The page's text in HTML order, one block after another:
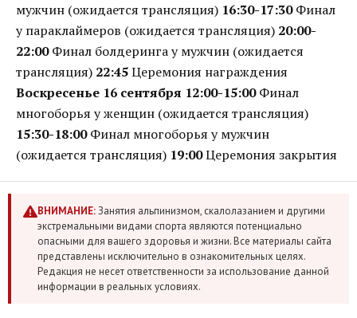
мужчин (ожидается трансляция) 16:30-17:30Финал
у параклаймеров (ожидается трансляция) 20:00-
22:00Финал болдеринга у мужчин (ожидается
трансляция) 22:45Церемония награждения
Воскресенье 16 сентября 12:00-15:00Финал
многоборья у женщин (ожидается трансляция)
15:30-18:00Финал многоборья у мужчин
(ожидается трансляция) 19:00Церемония закрытия
ВНИМАНИЕ:Занятия альпинизмом, скалолазанием и другими
экстремальными видами спорта являются потенциально
опасными для вашего здоровья и жизни. Все материалы сайта
представлены исключительно в ознакомительных целях.
Редакция не несет ответственности за использование данной
информации в реальных условиях.